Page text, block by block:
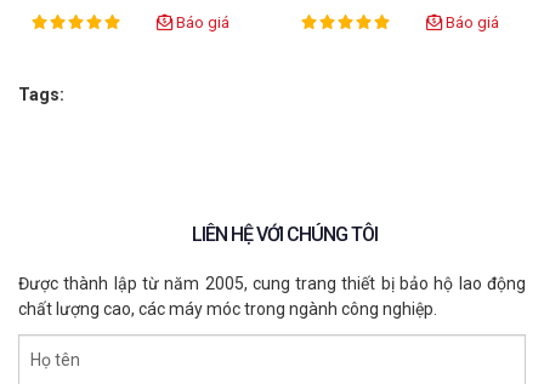
(1000 Cái/túi)
Rating:
100% Báo giá Rating:
100% Báo giá
Tags:
LIÊN HỆ VỚI CHÚNG TÔI
Được thành lập từ năm 2005, cung trang thiết bị bảo hộ lao động
chất lượng cao, các máy móc trong ngành công nghiệp.
Họ tên